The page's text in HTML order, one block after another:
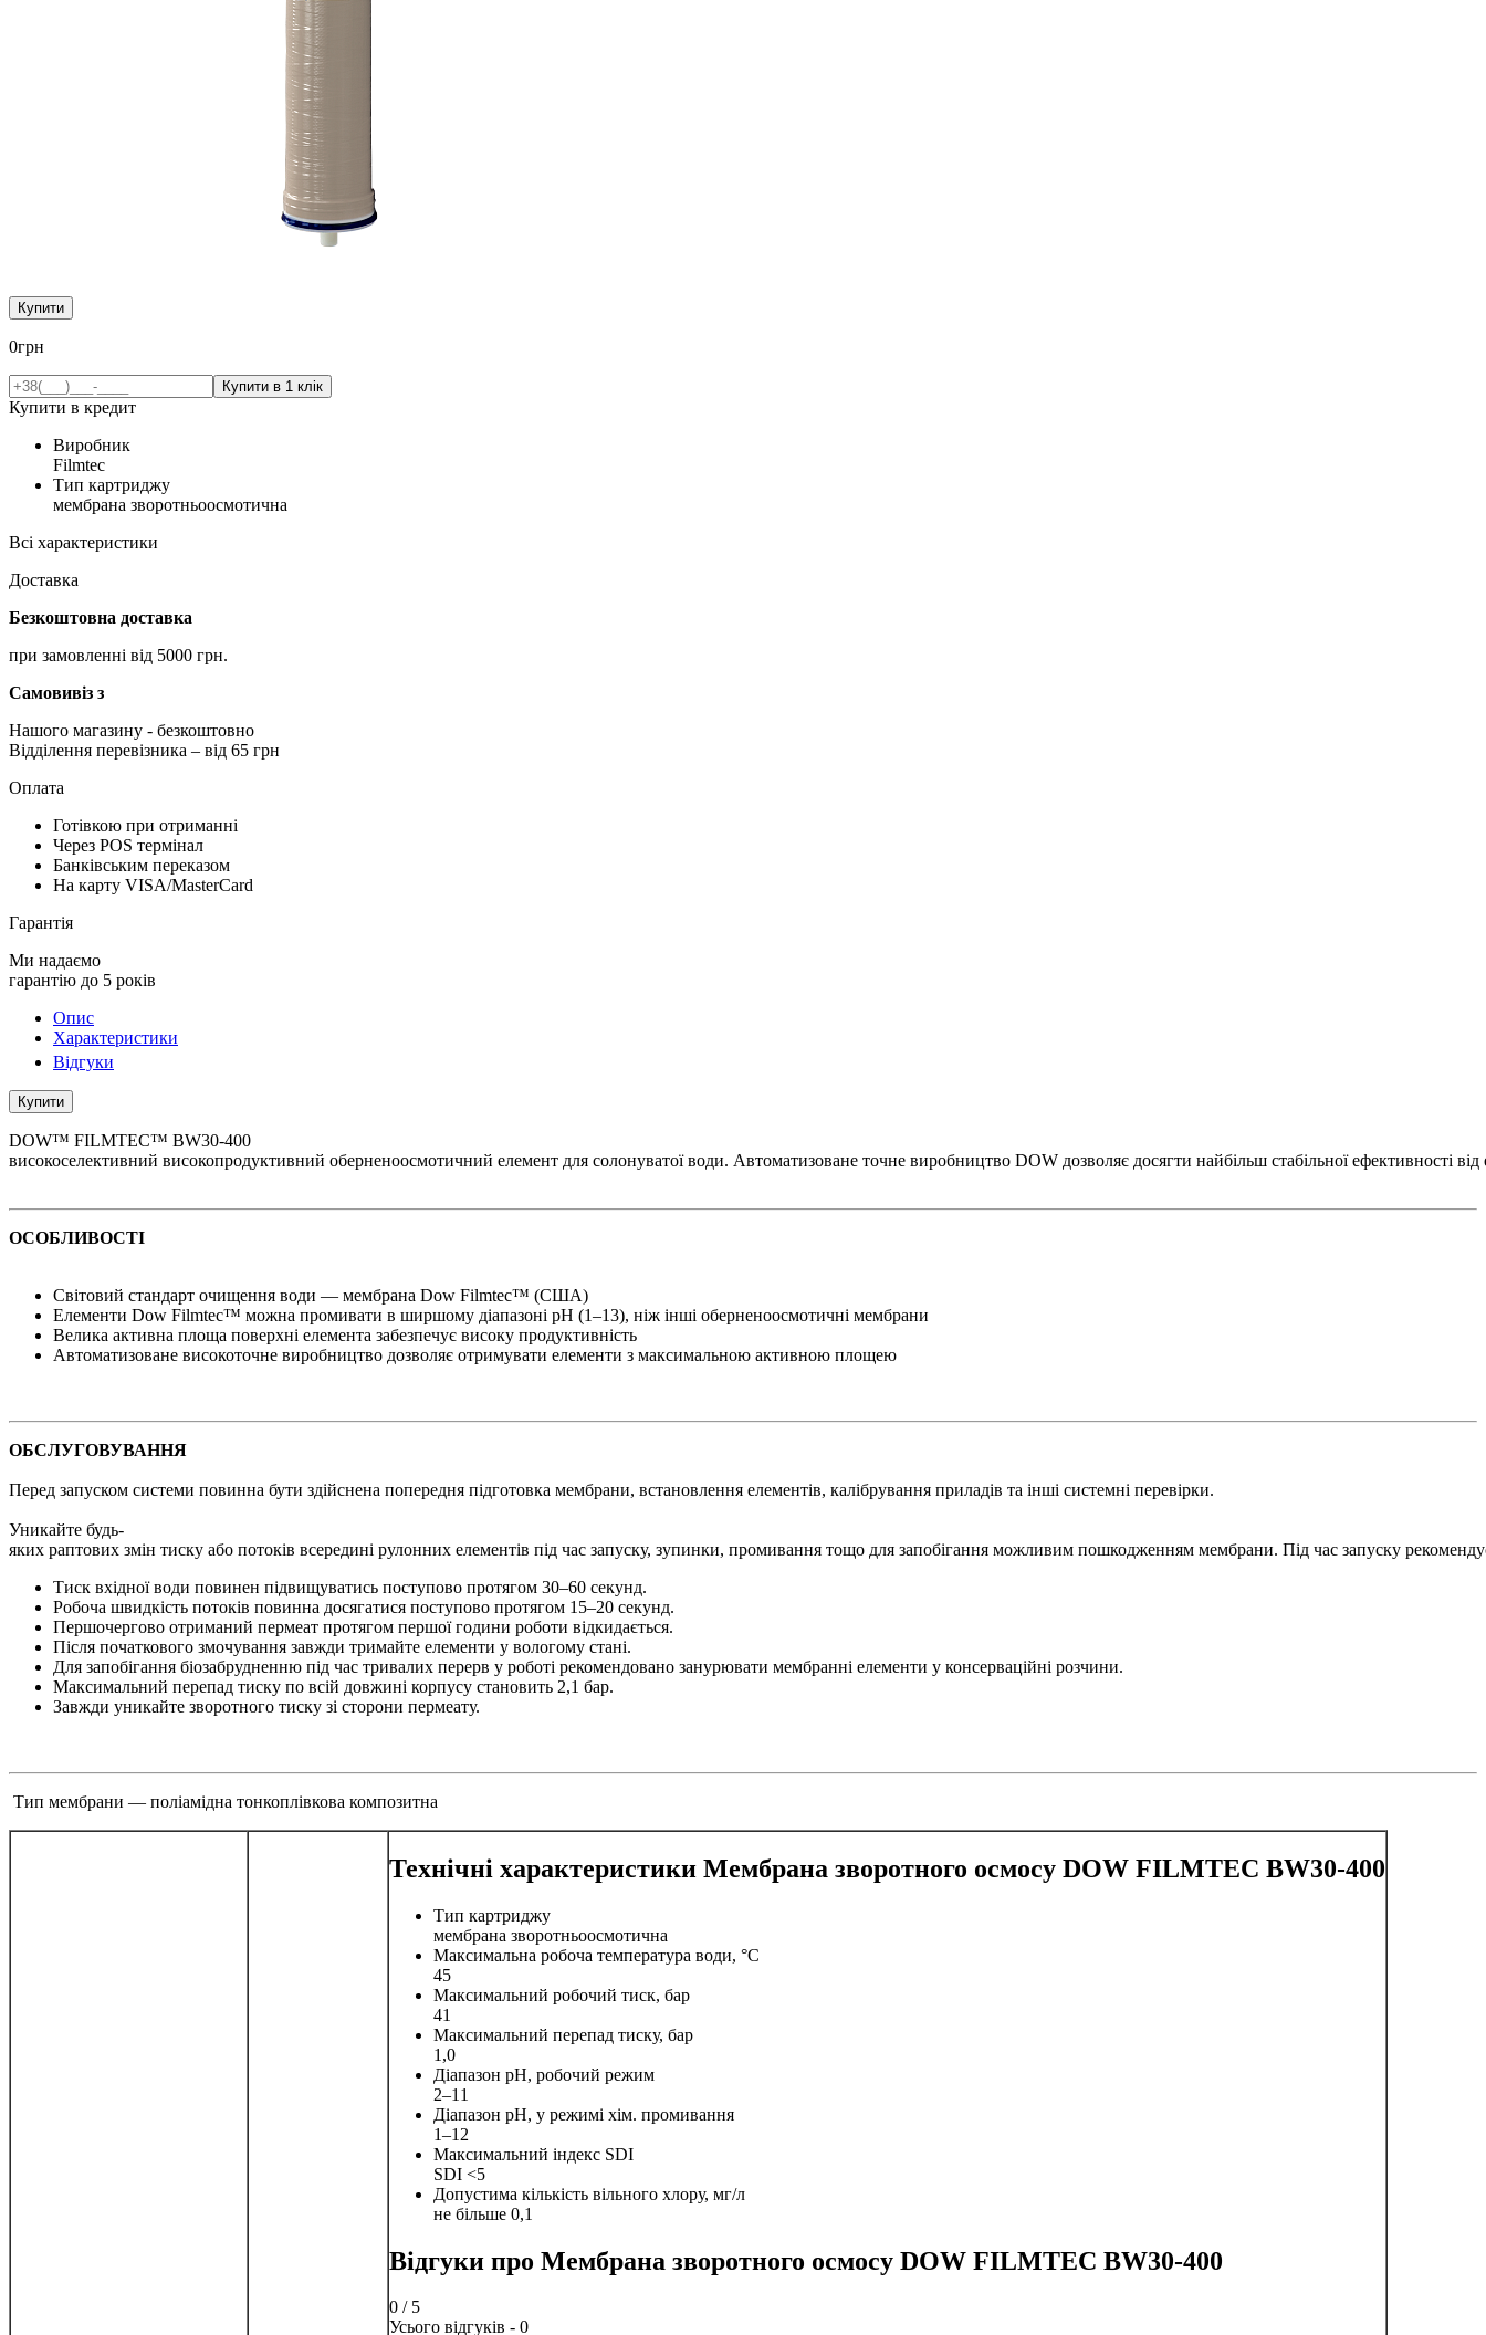
Купити
0грн
Купити в кредит
Виробник
Filmtec
Тип картриджу
мембрана зворотньоосмотична
Всі характеристики
Доставка
Безкоштовна доставка
при замовленні від 5000 грн.
Самовивіз з
Нашого магазину - безкоштовно
Відділення перевізника – від 65 грн
Оплата
Готівкою при отриманні
Через POS термінал
Банківським переказом
На карту VISA/MasterCard
Гарантія
Ми надаємо
гарантію до 5 років
Опис
Характеристики
Відгуки
Купити
DOW™ FILMTEC™ BW30‐400
високоселективний високопродуктивний оберненоосмотичний елемент для солонуватої води. Автоматизоване точне виробництво DOW дозволяє досягти найбільш стабільної ефективності від
ОСОБЛИВОСТІ
Світовий стандарт очищення води — мембрана Dow Filmtec™ (США)
Елементи Dow Filmtec™ можна промивати в ширшому діапазоні pH (1–13), ніж інші оберненоосмотичні мембрани
Велика активна площа поверхні елемента забезпечує високу продуктивність
Автоматизоване високоточне виробництво дозволяє отримувати елементи з максимальною активною площею
ОБСЛУГОВУВАННЯ
Перед запуском системи повинна бути здійснена попередня підготовка мембрани, встановлення елементів, калібрування приладів та інші системні перевірки.
Уникайте будь-
яких раптових змін тиску або потоків всередині рулонних елементів під час запуску, зупинки, промивання тощо для запобігання можливим пошкодженням мембрани. Під час запуску
Тиск вхідної води повинен підвищуватись поступово протягом 30–60 секунд.
Робоча швидкість потоків повинна досягатися поступово протягом 15–20 секунд.
Першочергово отриманий пермеат протягом першої години роботи відкидається.
Після початкового змочування завжди тримайте елементи у вологому стані.
Для запобігання біозабрудненню під час тривалих перерв у роботі рекомендовано занурювати мембранні елементи у консерваційні розчини.
Максимальний перепад тиску по всій довжині корпусу становить 2,1 бар.
Завжди уникайте зворотного тиску зі сторони пермеату.
Тип мембрани — поліамідна тонкоплівкова композитна
Технічні характеристики Мембрана зворотного осмосу DOW FILMTEC BW30-400
Тип картриджу
мембрана зворотньоосмотична
Максимальна робоча температура води, °С
45
Максимальний робочий тиск, бар
41
Максимальний перепад тиску, бар
1,0
Діапазон рН, робочий режим
2–11
Діапазон рН, у режимі хім. промивання
1–12
Максимальний індекс SDI
SDI <5
Допустима кількість вільного хлору, мг/л
не більше 0,1
Відгуки про Мембрана зворотного осмосу DOW FILMTEC BW30-400
0 / 5
Усього відгуків - 0